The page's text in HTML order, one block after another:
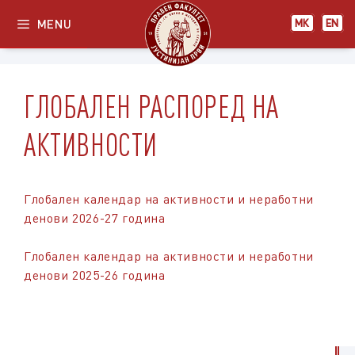
content
МК EN
MENU
ГЛОБАЛЕН РАСПОРЕД НА
АКТИВНОСТИ
Глобален календар на активности и неработни
денови 2026-27 година
Глобален календар на активности и неработни
денови 2025-26 година